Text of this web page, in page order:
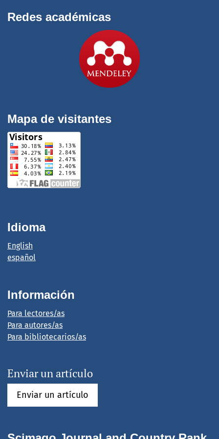
Redes académicas
Mapa de visitantes
Idioma
English
español
Información
Para lectores/as
Para autores/as
Para bibliotecarios/as
Enviar un artículo
Enviar un artículo